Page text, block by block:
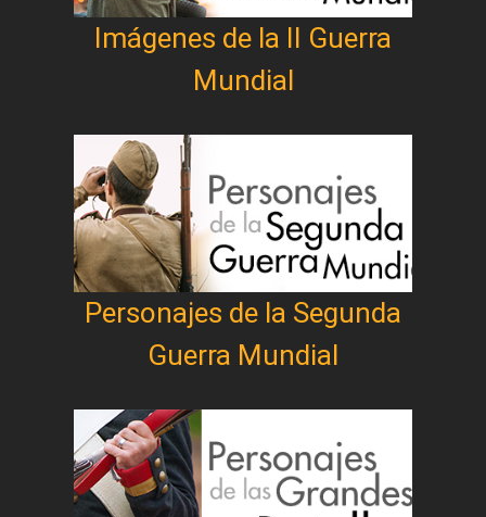
Imágenes de la II Guerra
Mundial
Personajes de la Segunda
Guerra Mundial